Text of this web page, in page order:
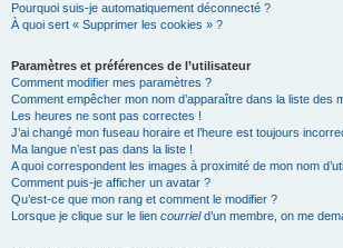
Pourquoi suis-je automatiquement déconnecté ?
À quoi sert « Supprimer les cookies » ?
Paramètres et préférences de l’utilisateur
Comment modifier mes paramètres ?
Comment empêcher mon nom d’apparaître dans la liste des
Les heures ne sont pas correctes !
J’ai changé mon fuseau horaire et l’heure est toujours
Ma langue n’est pas dans la liste !
A quoi correspondent les images à proximité de mon nom
Comment puis-je afficher un avatar ?
Qu’est-ce que mon rang et comment le modifier ?
Lorsque je clique sur le lien courrield’un membre, on me